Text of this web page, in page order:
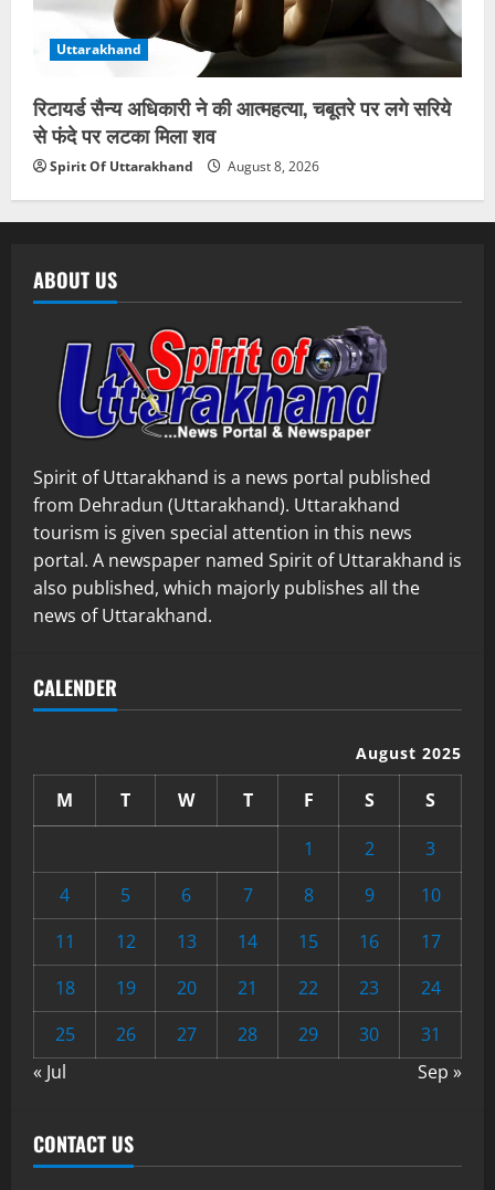
Uttarakhand
रिटायर्ड सैन्य अधिकारी ने की आत्महत्या, चबूतरे पर लगे सरिये
से फंदे पर लटका मिला शव
Spirit Of Uttarakhand August 8, 2026
ABOUT US
Spirit of Uttarakhand is a news portal published
from Dehradun (Uttarakhand). Uttarakhand
tourism is given special attention in this news
portal. A newspaper named Spirit of Uttarakhand is
also published, which majorly publishes all the
news of Uttarakhand.
CALENDER
August 2025
M T W T F S
S
1
2
3
4
5 6 7 8 9
10
11
12 13 14 15 16
17
18
19 20 21 22 23
24
25
26 27 28 29 30
31
« Jul
Sep »
CONTACT US